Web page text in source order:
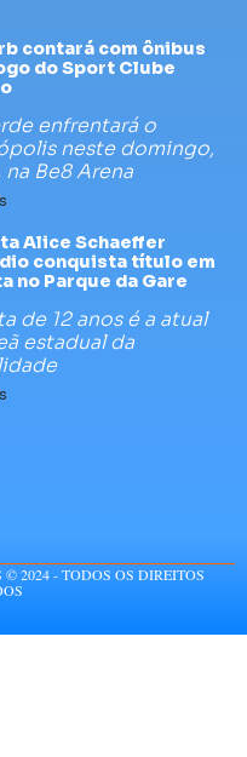
contará com ônibus
do Sport Clube
enfrentará o
neste domingo,
na Be8 Arena
Alice Schaeffer
conquista título em
no Parque da Gare
de 12 anos é a atual
estadual da
2024 - TODOS OS DIREITOS